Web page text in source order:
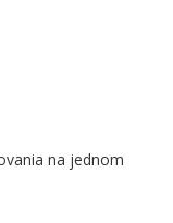
na jednom